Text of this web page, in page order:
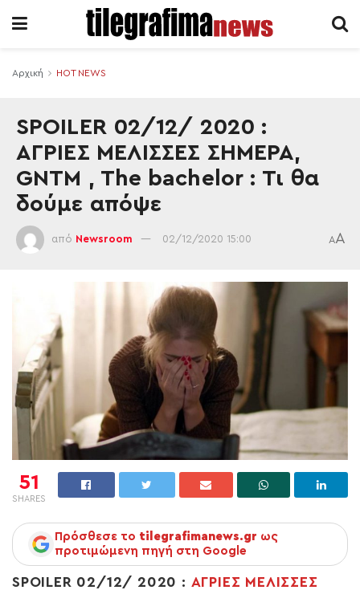
Αρχική HOT NEWS
SPOILER 02/12/ 2020 :
ΑΓΡΙΕΣ ΜΕΛΙΣΣΕΣ ΣΗΜΕΡΑ,
GNTM , The bachelor : Τι θα
δούμε απόψε
από Newsroom 02/12/2020 15:00 AA
51
SHARES
Πρόσθεσε το tilegrafimanews.gr ως
προτιμώμενη πηγή στη Google
SPOILER 02/12/ 2020 : ΑΓΡΙΕΣ ΜΕΛΙΣΣΕΣ